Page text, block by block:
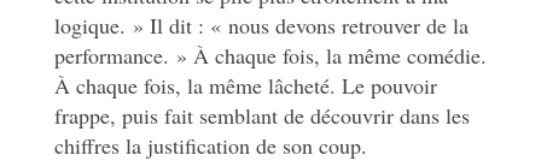
logique. » Il dit : « nous devons retrouver de la
performance. » À chaque fois, la même comédie.
À chaque fois, la même lâcheté. Le pouvoir
frappe, puis fait semblant de découvrir dans les
chiffres la justification de son coup.